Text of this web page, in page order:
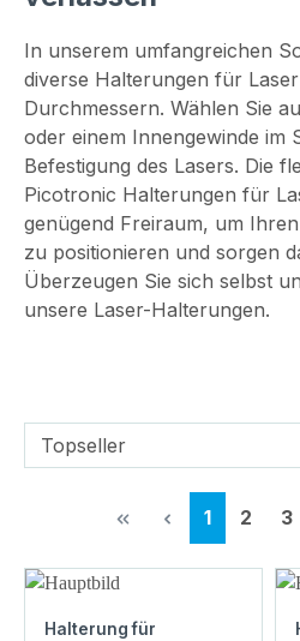
In unserem umfangreichen
diverse Halterungen für
Durchmessern. Wählen Sie
oder einem Innengewinde im
Befestigung des Lasers. Die
Picotronic Halterungen für
genügend Freiraum, um
zu positionieren und sorgen
Überzeugen Sie sich selbst
unsere Laser-Halterungen.
Seite
1 Seite
2 3
Halterung für